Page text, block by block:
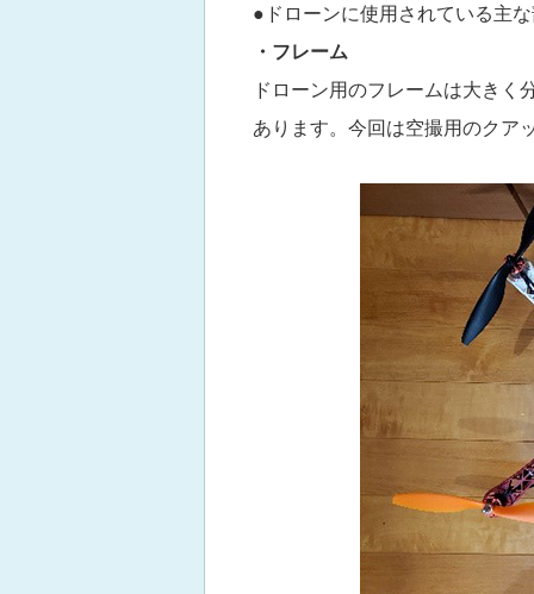
●ドローンに使用されている主
・フレーム
ドローン用のフレームは大きく
あります。今回は空撮用のクア